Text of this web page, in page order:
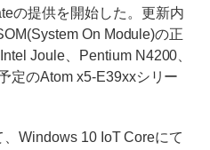
の提供を開始した。更新内
On Module)の正
Joule、Pentium N4200、
定のAtom x5-E39xxシリー
Windows 10 IoT Coreにて